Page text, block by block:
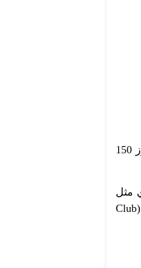
مع الاستمتاع بمساحات خضراء تستحوذ على 75 في المئة من حجم المنتجع , بوحدات لاتتجاوز 150
مثل
حمام السباحة الكبير والنادي الصحي بالاضافة الى مطعم لتوفير الوجبات الخاصة قريبا في(Club